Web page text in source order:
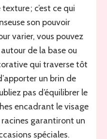
; c’est ce qui
son pouvoir
varier, vous pouvez
de la base ou
qui traverse tôt
un brin de
pas d’équilibrer le
encadrant le visage
garantiront un
spéciales.